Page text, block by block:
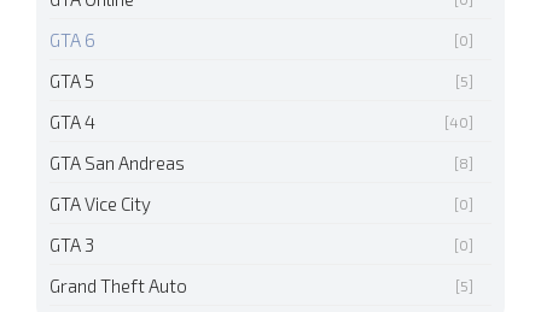
GTA 6 [0]
GTA 5 [5]
GTA 4 [40]
GTA San Andreas [8]
GTA Vice City [0]
GTA 3 [0]
Grand Theft Auto [5]